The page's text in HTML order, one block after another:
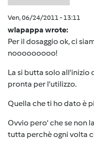
Ven, 06/24/2011 - 13:11
wlapappa wrote:
Per il dosaggio ok, ci
nooooooooo!
La si butta solo all'inizio
pronta per l'utilizzo.
Quella che ti ho dato è
Ovvio pero' che se non
tutta perchè ogni volta